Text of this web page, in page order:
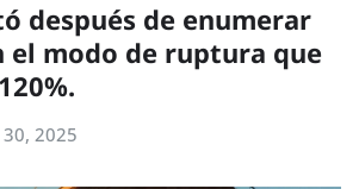
después de enumerar
el modo de ruptura que
30, 2025